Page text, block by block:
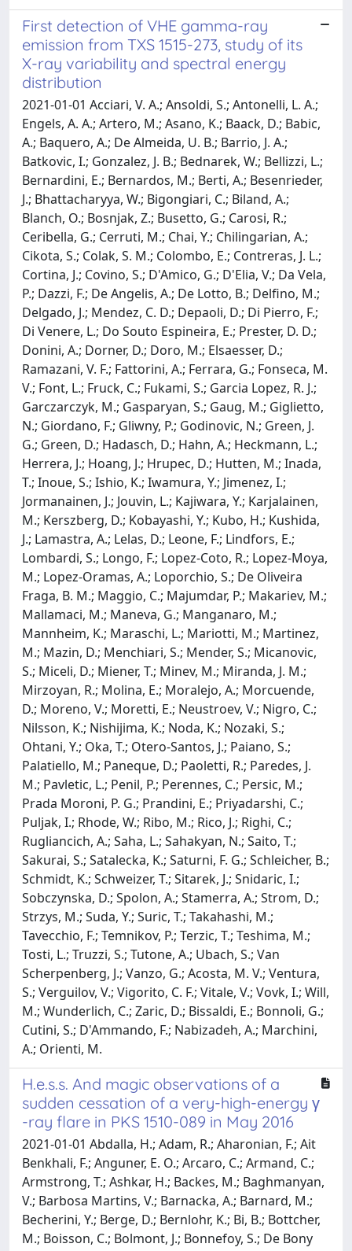
First detection of VHE gamma-ray
emission from TXS 1515-273, study of its
X-ray variability and spectral energy
distribution
2021-01-01 Acciari, V. A.; Ansoldi, S.; Antonelli, L. A.;
Engels, A. A.; Artero, M.; Asano, K.; Baack, D.; Babic,
A.; Baquero, A.; De Almeida, U. B.; Barrio, J. A.;
Batkovic, I.; Gonzalez, J. B.; Bednarek, W.; Bellizzi, L.;
Bernardini, E.; Bernardos, M.; Berti, A.; Besenrieder,
J.; Bhattacharyya, W.; Bigongiari, C.; Biland, A.;
Blanch, O.; Bosnjak, Z.; Busetto, G.; Carosi, R.;
Ceribella, G.; Cerruti, M.; Chai, Y.; Chilingarian, A.;
Cikota, S.; Colak, S. M.; Colombo, E.; Contreras, J. L.;
Cortina, J.; Covino, S.; D'Amico, G.; D'Elia, V.; Da Vela,
P.; Dazzi, F.; De Angelis, A.; De Lotto, B.; Delfino, M.;
Delgado, J.; Mendez, C. D.; Depaoli, D.; Di Pierro, F.;
Di Venere, L.; Do Souto Espineira, E.; Prester, D. D.;
Donini, A.; Dorner, D.; Doro, M.; Elsaesser, D.;
Ramazani, V. F.; Fattorini, A.; Ferrara, G.; Fonseca, M.
V.; Font, L.; Fruck, C.; Fukami, S.; Garcia Lopez, R. J.;
Garczarczyk, M.; Gasparyan, S.; Gaug, M.; Giglietto,
N.; Giordano, F.; Gliwny, P.; Godinovic, N.; Green, J.
G.; Green, D.; Hadasch, D.; Hahn, A.; Heckmann, L.;
Herrera, J.; Hoang, J.; Hrupec, D.; Hutten, M.; Inada,
T.; Inoue, S.; Ishio, K.; Iwamura, Y.; Jimenez, I.;
Jormanainen, J.; Jouvin, L.; Kajiwara, Y.; Karjalainen,
M.; Kerszberg, D.; Kobayashi, Y.; Kubo, H.; Kushida,
J.; Lamastra, A.; Lelas, D.; Leone, F.; Lindfors, E.;
Lombardi, S.; Longo, F.; Lopez-Coto, R.; Lopez-Moya,
M.; Lopez-Oramas, A.; Loporchio, S.; De Oliveira
Fraga, B. M.; Maggio, C.; Majumdar, P.; Makariev, M.;
Mallamaci, M.; Maneva, G.; Manganaro, M.;
Mannheim, K.; Maraschi, L.; Mariotti, M.; Martinez,
M.; Mazin, D.; Menchiari, S.; Mender, S.; Micanovic,
S.; Miceli, D.; Miener, T.; Minev, M.; Miranda, J. M.;
Mirzoyan, R.; Molina, E.; Moralejo, A.; Morcuende,
D.; Moreno, V.; Moretti, E.; Neustroev, V.; Nigro, C.;
Nilsson, K.; Nishijima, K.; Noda, K.; Nozaki, S.;
Ohtani, Y.; Oka, T.; Otero-Santos, J.; Paiano, S.;
Palatiello, M.; Paneque, D.; Paoletti, R.; Paredes, J.
M.; Pavletic, L.; Penil, P.; Perennes, C.; Persic, M.;
Prada Moroni, P. G.; Prandini, E.; Priyadarshi, C.;
Puljak, I.; Rhode, W.; Ribo, M.; Rico, J.; Righi, C.;
Rugliancich, A.; Saha, L.; Sahakyan, N.; Saito, T.;
Sakurai, S.; Satalecka, K.; Saturni, F. G.; Schleicher, B.;
Schmidt, K.; Schweizer, T.; Sitarek, J.; Snidaric, I.;
Sobczynska, D.; Spolon, A.; Stamerra, A.; Strom, D.;
Strzys, M.; Suda, Y.; Suric, T.; Takahashi, M.;
Tavecchio, F.; Temnikov, P.; Terzic, T.; Teshima, M.;
Tosti, L.; Truzzi, S.; Tutone, A.; Ubach, S.; Van
Scherpenberg, J.; Vanzo, G.; Acosta, M. V.; Ventura,
S.; Verguilov, V.; Vigorito, C. F.; Vitale, V.; Vovk, I.; Will,
M.; Wunderlich, C.; Zaric, D.; Bissaldi, E.; Bonnoli, G.;
Cutini, S.; D'Ammando, F.; Nabizadeh, A.; Marchini,
A.; Orienti, M.
H.e.s.s. And magic observations of a
sudden cessation of a very-high-energy γ
-ray flare in PKS 1510-089 in May 2016
2021-01-01 Abdalla, H.; Adam, R.; Aharonian, F.; Ait
Benkhali, F.; Anguner, E. O.; Arcaro, C.; Armand, C.;
Armstrong, T.; Ashkar, H.; Backes, M.; Baghmanyan,
V.; Barbosa Martins, V.; Barnacka, A.; Barnard, M.;
Becherini, Y.; Berge, D.; Bernlohr, K.; Bi, B.; Bottcher,
M.; Boisson, C.; Bolmont, J.; Bonnefoy, S.; De Bony